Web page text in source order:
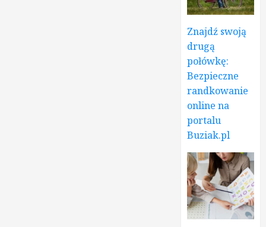
Znajdź swoją
drugą
połówkę:
Bezpieczne
randkowanie
online na
portalu
Buziak.pl